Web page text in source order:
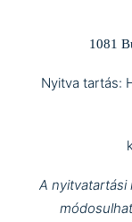
1081
Nyitva tartás:
A nyitvatartási